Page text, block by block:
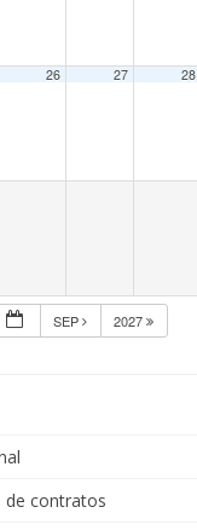
26 27 28
SEP 2027
de contratos